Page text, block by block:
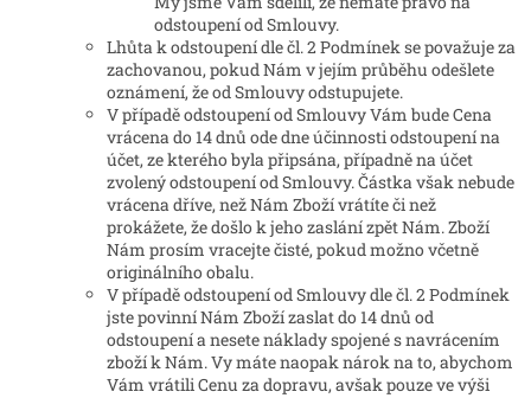
odstoupení od Smlouvy.
Lhůta k odstoupení dle čl. 2 Podmínek se považuje za
zachovanou, pokud Nám v jejím průběhu odešlete
oznámení, že od Smlouvy odstupujete.
V případě odstoupení od Smlouvy Vám bude Cena
vrácena do 14 dnů ode dne účinnosti odstoupení na
účet, ze kterého byla připsána, případně na účet
zvolený odstoupení od Smlouvy. Částka však nebude
vrácena dříve, než Nám Zboží vrátíte či než
prokážete, že došlo k jeho zaslání zpět Nám. Zboží
Nám prosím vracejte čisté, pokud možno včetně
originálního obalu.
V případě odstoupení od Smlouvy dle čl. 2 Podmínek
jste povinní Nám Zboží zaslat do 14 dnů od
odstoupení a nesete náklady spojené s navrácením
zboží k Nám. Vy máte naopak nárok na to, abychom
Vám vrátili Cenu za dopravu, avšak pouze ve výši